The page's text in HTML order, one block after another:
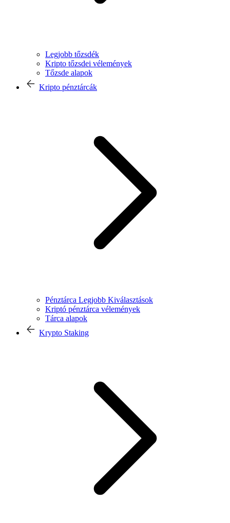
Legjobb tőzsdék
Kripto tőzsdei vélemények
Tőzsde alapok
Kripto pénztárcák
Pénztárca Legjobb Kiválasztások
Kriptó pénztárca vélemények
Tárca alapok
Krypto Staking